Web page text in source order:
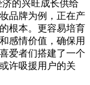
的兴旺成长供给
品牌为例，正在产
根本。更容易培育
感情价值，确保用
爱者们搭建了一个
许吸援用户的关